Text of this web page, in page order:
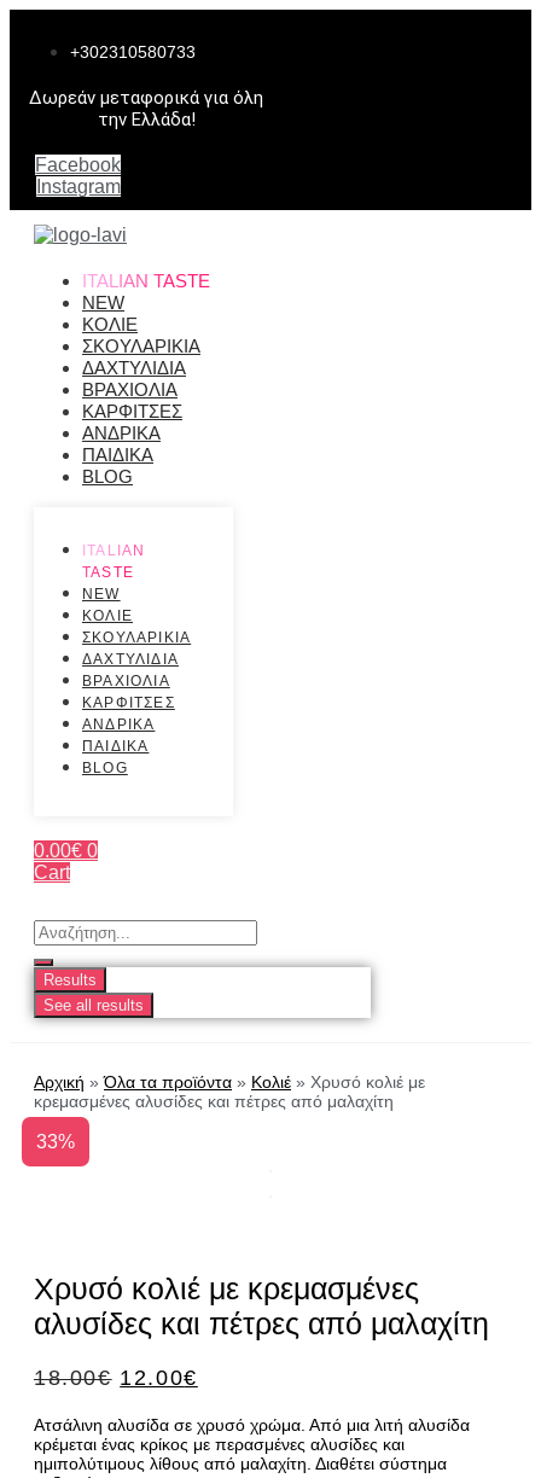
περιεχόμενο+302310580733
Δωρεάν μεταφορικά για όλη
την Ελλάδα!
Facebook
Instagram
ITALIAN TASTE
NEW
ΚΟΛΙΕ
ΣΚΟΥΛΑΡΙΚΙΑ
ΔΑΧΤΥΛΙΔΙΑ
ΒΡΑΧΙΟΛΙΑ
ΚΑΡΦΙΤΣΕΣ
ΑΝΔΡΙΚΑ
ΠΑΙΔΙΚΑ
BLOG
ITALIAN
TASTE
NEW
ΚΟΛΙΕ
ΣΚΟΥΛΑΡΙΚΙΑ
ΔΑΧΤΥΛΙΔΙΑ
ΒΡΑΧΙΟΛΙΑ
ΚΑΡΦΙΤΣΕΣ
ΑΝΔΡΙΚΑ
ΠΑΙΔΙΚΑ
BLOG
0.00€ 0
Cart
Search
...
Results
See all results
Αρχική »Όλα τα προϊόντα » Κολιέ » Χρυσό κολιέ με
κρεμασμένες αλυσίδες και πέτρες από μαλαχίτη
33%
Χρυσό κολιέ με κρεμασμένες
αλυσίδες και πέτρες από μαλαχίτη
18.00€ ORIGINAL
WAS:
18.00€.
12.00€
ΤΙΜΉ
ΕΊΝΑΙ:
Ατσάλινη αλυσίδα σε χρυσό χρώμα. Από μια λιτή αλυσίδα
κρέμεται ένας κρίκος με περασμένες αλυσίδες και
ημιπολύτιμους λίθους από μαλαχίτη. Διαθέτει σύστημα